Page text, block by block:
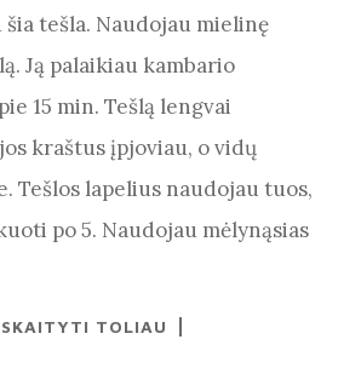
tešla. Naudojau mielinę
Ją palaikiau kambario
15 min. Tešlą lengvai
kraštus įpjoviau, o vidų
Tešlos lapelius naudojau tuos,
po 5. Naudojau mėlynąsias
SKAITYTI TOLIAU